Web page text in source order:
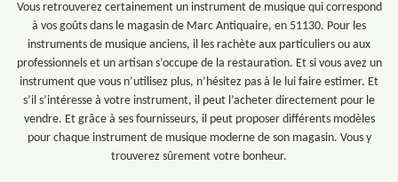
Vous retrouverez certainement un instrument de musique qui correspond
à vos goûts dans le magasin de Marc Antiquaire, en 51130. Pour les
instruments de musique anciens, il les rachète aux particuliers ou aux
professionnels et un artisan s’occupe de la restauration. Et si vous avez un
instrument que vous n’utilisez plus, n’hésitez pas à le lui faire estimer. Et
s’il s’intéresse à votre instrument, il peut l’acheter directement pour le
vendre. Et grâce à ses fournisseurs, il peut proposer différents modèles
pour chaque instrument de musique moderne de son magasin. Vous y
trouverez sûrement votre bonheur.